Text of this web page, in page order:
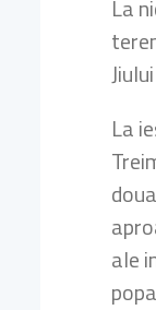
La
La
ale